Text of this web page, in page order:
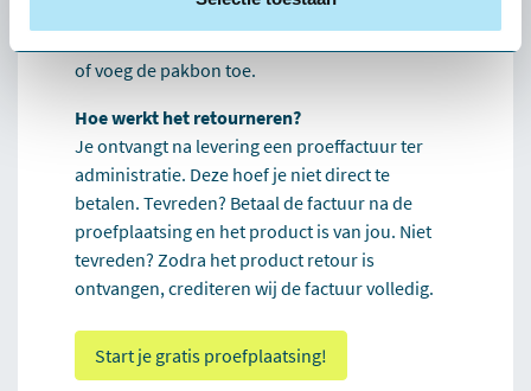
of voeg de pakbon toe.
Hoe werkt het retourneren?
Je ontvangt na levering een proeffactuur ter
administratie. Deze hoef je niet direct te
betalen. Tevreden? Betaal de factuur na de
proefplaatsing en het product is van jou. Niet
tevreden? Zodra het product retour is
ontvangen, crediteren wij de factuur volledig.
Start je gratis proefplaatsing!